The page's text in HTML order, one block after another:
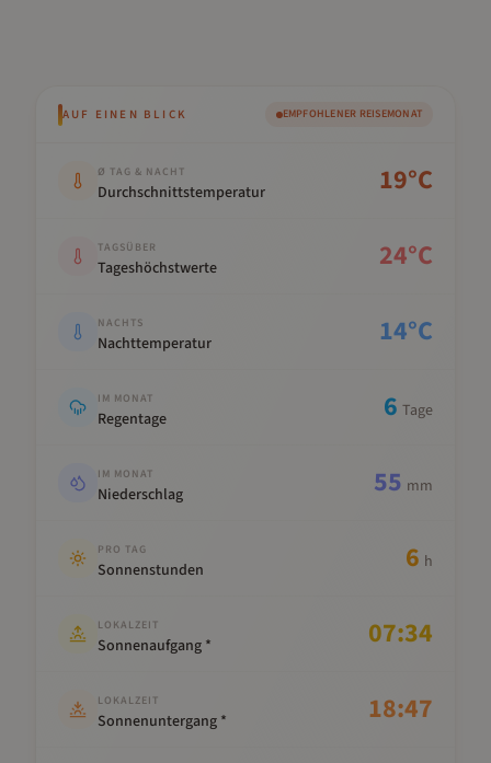
AUF EINEN BLICK EMPFOHLENER REISEMONAT
Ø TAG & NACHT
Durchschnittstemperatur 19°C
TAGSÜBER
Tageshöchstwerte 24°C
NACHTS
Nachttemperatur 14°C
IM MONAT
Regentage 6 Tage
IM MONAT
Niederschlag 55 mm
PRO TAG
Sonnenstunden 6 h
LOKALZEIT
Sonnenaufgang * 07:34
LOKALZEIT
Sonnenuntergang * 18:47